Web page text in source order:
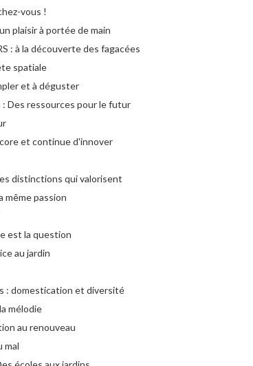
vous !
plaisir à portée de main
: à la découverte des fagacées
spatiale
et à déguster
Des ressources pour le futur
et continue d'innover
distinctions qui valorisent
même passion
est la question
au jardin
: domestication et diversité
mélodie
au renouveau
mal